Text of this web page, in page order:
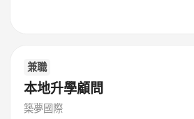
兼職
本地升學顧問
築夢國際